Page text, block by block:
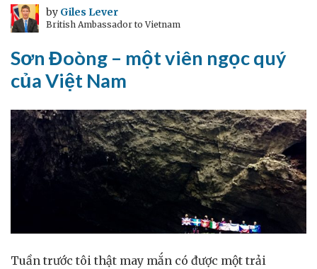
nha
khoa
quốc
phòng
Đà
Nẵng
by Giles Lever
British Ambassador to Vietnam
Sơn Đoòng – một viên ngọc quý
của Việt Nam
Tuần trước tôi thật may mắn có được một trải